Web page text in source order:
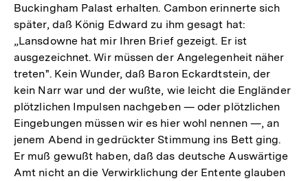
Buckingham Palast erhalten. Cambon erinnerte sich
später, daß König Edward zu ihm gesagt hat:
„Lansdowne hat mir Ihren Brief gezeigt. Er ist
ausgezeichnet. Wir müssen der Angelegenheit näher
treten". Kein Wunder, daß Baron Eckardtstein, der
kein Narr war und der wußte, wie leicht die Engländer
plötzlichen Impulsen nachgeben — oder plötzlichen
Eingebungen müssen wir es hier wohl nennen —, an
jenem Abend in gedrückter Stimmung ins Bett ging.
Er muß gewußt haben, daß das deutsche Auswärtige
Amt nicht an die Verwirklichung der Entente glauben